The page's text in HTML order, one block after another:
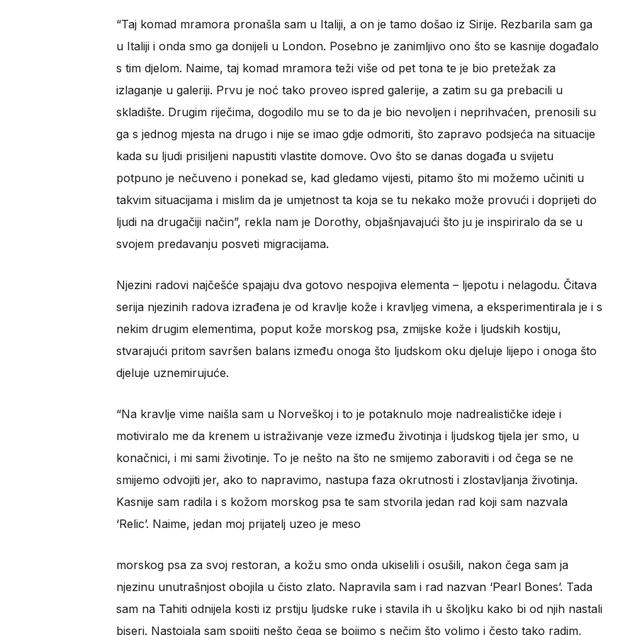
“Taj komad mramora pronašla sam u Italiji, a on je tamo došao iz Sirije. Rezbarila sam ga
u Italiji i onda smo ga donijeli u London. Posebno je zanimljivo ono što se kasnije događalo
s tim djelom. Naime, taj komad mramora teži više od pet tona te je bio pretežak za
izlaganje u galeriji. Prvu je noć tako proveo ispred galerije, a zatim su ga prebacili u
skladište. Drugim riječima, dogodilo mu se to da je bio nevoljen i neprihvaćen, prenosili su
ga s jednog mjesta na drugo i nije se imao gdje odmoriti, što zapravo podsjeća na situacije
kada su ljudi prisiljeni napustiti vlastite domove. Ovo što se danas događa u svijetu
potpuno je nečuveno i ponekad se, kad gledamo vijesti, pitamo što mi možemo učiniti u
takvim situacijama i mislim da je umjetnost ta koja se tu nekako može provući i doprijeti do
ljudi na drugačiji način”, rekla nam je Dorothy, objašnjavajući što ju je inspiriralo da se u
svojem predavanju posveti migracijama.
Njezini radovi najčešće spajaju dva gotovo nespojiva elementa – ljepotu i nelagodu. Čitava
serija njezinih radova izrađena je od kravlje kože i kravljeg vimena, a eksperimentirala je i s
nekim drugim elementima, poput kože morskog psa, zmijske kože i ljudskih kostiju,
stvarajući pritom savršen balans između onoga što ljudskom oku djeluje lijepo i onoga što
djeluje uznemirujuće.
“Na kravlje vime naišla sam u Norveškoj i to je potaknulo moje nadrealističke ideje i
motiviralo me da krenem u istraživanje veze između životinja i ljudskog tijela jer smo, u
konačnici, i mi sami životinje. To je nešto na što ne smijemo zaboraviti i od čega se ne
smijemo odvojiti jer, ako to napravimo, nastupa faza okrutnosti i zlostavljanja životinja.
Kasnije sam radila i s kožom morskog psa te sam stvorila jedan rad koji sam nazvala
‘Relic’. Naime, jedan moj prijatelj uzeo je meso
morskog psa za svoj restoran, a kožu smo onda ukiselili i osušili, nakon čega sam ja
njezinu unutrašnjost obojila u čisto zlato. Napravila sam i rad nazvan ‘Pearl Bones’. Tada
sam na Tahiti odnijela kosti iz prstiju ljudske ruke i stavila ih u školjku kako bi od njih nastali
biseri. Nastojala sam spojiti nešto čega se bojimo s nečim što volimo i često tako radim,